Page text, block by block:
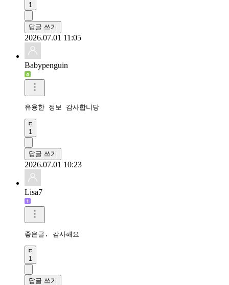
1
답글 쓰기
2026.07.01 11:05
Babypenguin
유용한 정보 감사합니당
1
답글 쓰기
2026.07.01 10:23
Lisa7
좋은글. 감사해요
1
답글 쓰기